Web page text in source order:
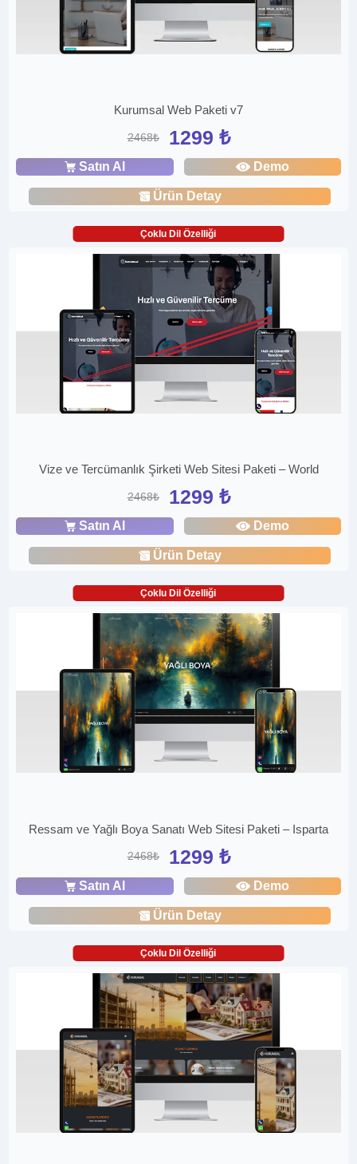
Kurumsal Web Paketi v7
2468₺ 1299 ₺
Satın Al Demo
Ürün Detay
Çoklu Dil Özelliği
Vize ve Tercümanlık Şirketi Web Sitesi Paketi – World
2468₺ 1299 ₺
Satın Al Demo
Ürün Detay
Çoklu Dil Özelliği
Ressam ve Yağlı Boya Sanatı Web Sitesi Paketi – Isparta
2468₺ 1299 ₺
Satın Al Demo
Ürün Detay
Çoklu Dil Özelliği